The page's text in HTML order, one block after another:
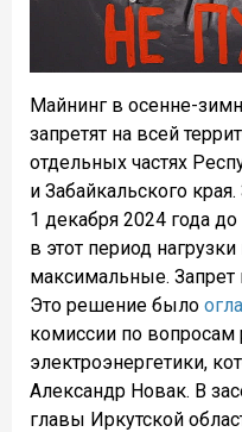
Майнинг в осенне-
запретят на всей
отдельных частях
и Забайкальского
1 декабря 2024 года
в этот период
максимальные. Запрет
Это решение было
комиссии по вопросам
электроэнергетики,
Александр Новак. В
главы Иркутской